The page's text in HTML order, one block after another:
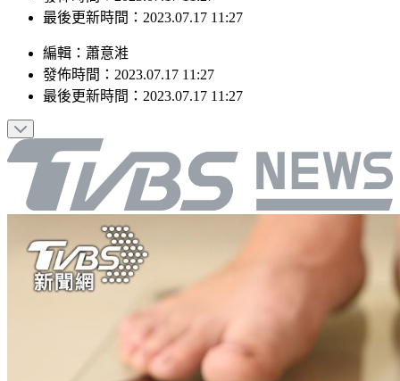
最後更新時間：2023.07.17 11:27
編輯 ： 蕭意溎
發佈時間： 2023.07.17 11:27
最後更新時間： 2023.07.17 11:27